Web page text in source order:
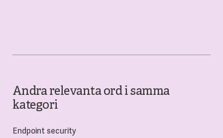
Andra relevanta ord i samma
kategori
Endpoint security